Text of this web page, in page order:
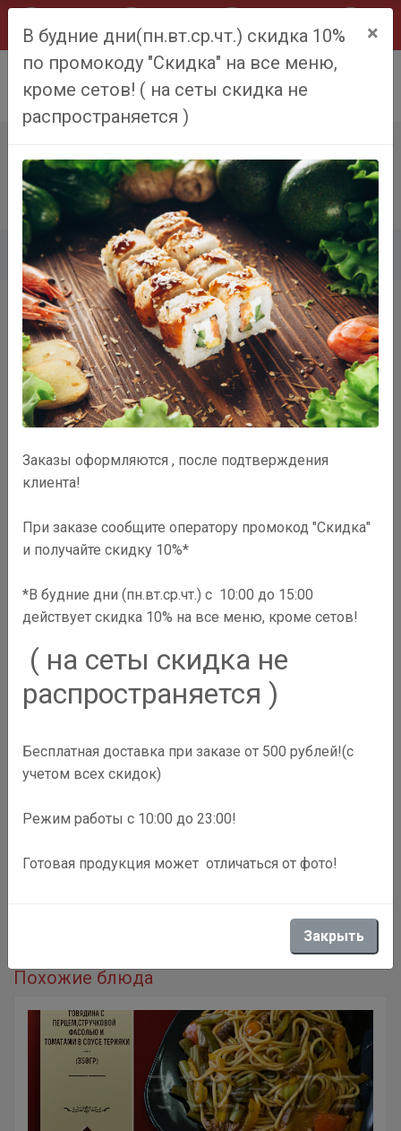
ЛАПША ПШЕНИЧНАЯ
Главная Меню Лапша пшеничная
0₽ В корзину
Похожие блюда
В будние дни(пн.вт.ср.чт.) скидка 10%
по промокоду "Скидка" на все меню,
кроме сетов! ( на сеты скидка не
распространяется )
×
Заказы оформляются , после подтверждения
клиента!
При заказе сообщите оператору промокод "Скидка"
и получайте скидку 10%*
*В будние дни (пн.вт.ср.чт.) с 10:00 до 15:00
действует скидка 10% на все меню, кроме сетов!
( на сеты скидка не
распространяется )
Бесплатная доставка при заказе от 500 рублей!(с
учетом всех скидок)
Режим работы с 10:00 до 23:00!
Готовая продукция может отличаться от фото!
Закрыть